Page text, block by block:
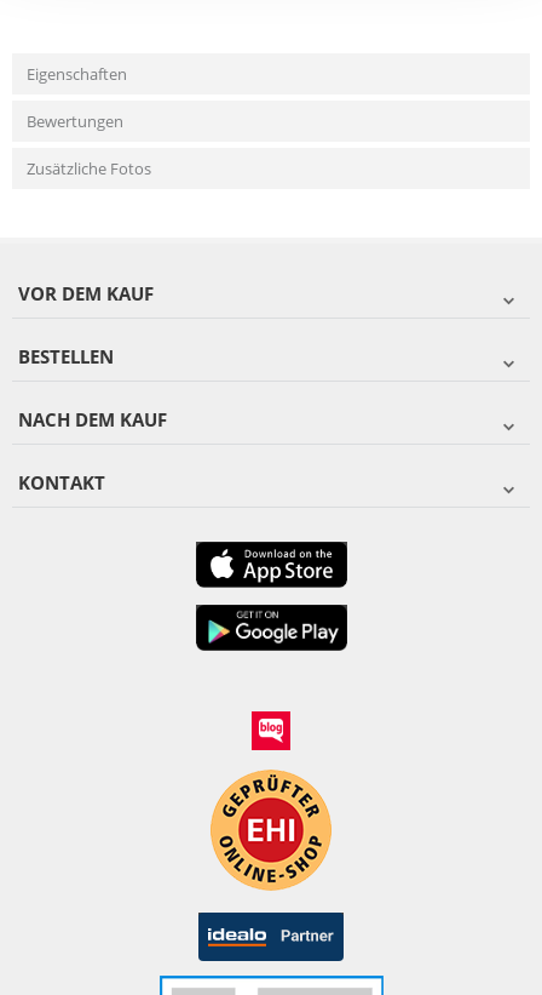
Eigenschaften
Bewertungen
Zusätzliche Fotos
VOR DEM KAUF
BESTELLEN
NACH DEM KAUF
KONTAKT